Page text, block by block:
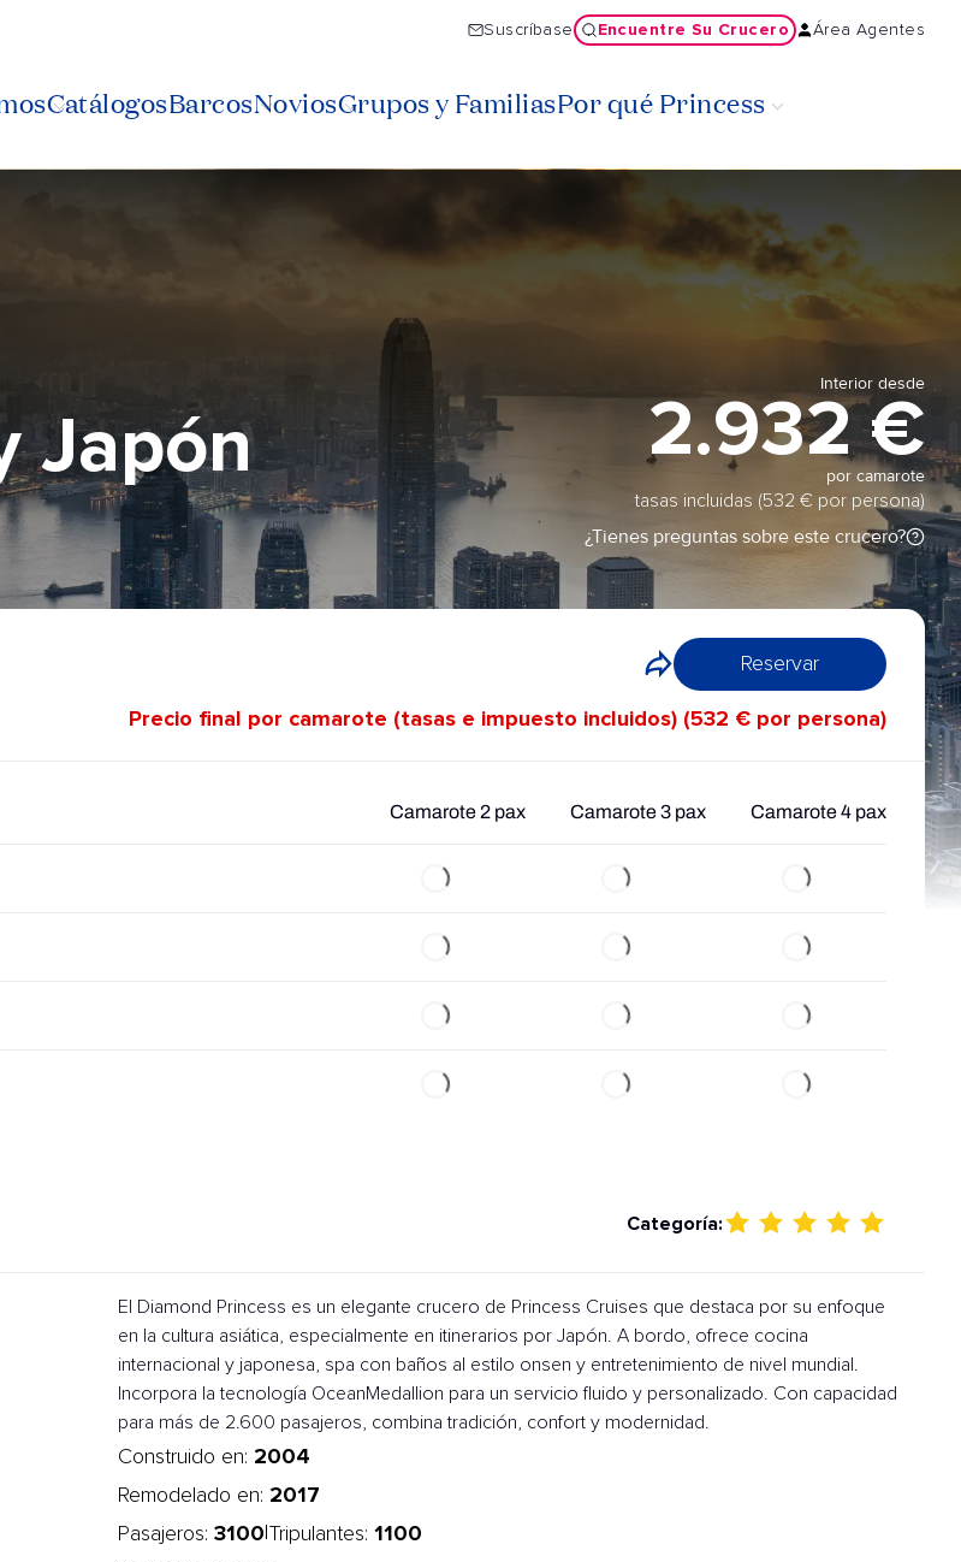
Suscríbase Encuentre Su Crucero Área Agentes
CatálogosBarcosNoviosGrupos y FamiliasPor qué Princess
Japón
Interior desde
2.932 €
por camarote
tasas incluidas (532 € por persona)
¿Tienes preguntas sobre este crucero?
Reservar
Precio final por camarote (tasas e impuesto incluidos) (532 € por persona)
Camarote 2 pax Camarote 3 pax Camarote 4 pax
Categoría:
El Diamond Princess es un elegante crucero de Princess Cruises que destaca por su enfoque
en la cultura asiática, especialmente en itinerarios por Japón. A bordo, ofrece cocina
internacional y japonesa, spa con baños al estilo onsen y entretenimiento de nivel mundial.
Incorpora la tecnología OceanMedallion para un servicio fluido y personalizado. Con capacidad
para más de 2.600 pasajeros, combina tradición, confort y modernidad.
Construido en: 2004
Remodelado en: 2017
Pasajeros: 3100 Tripulantes: 1100